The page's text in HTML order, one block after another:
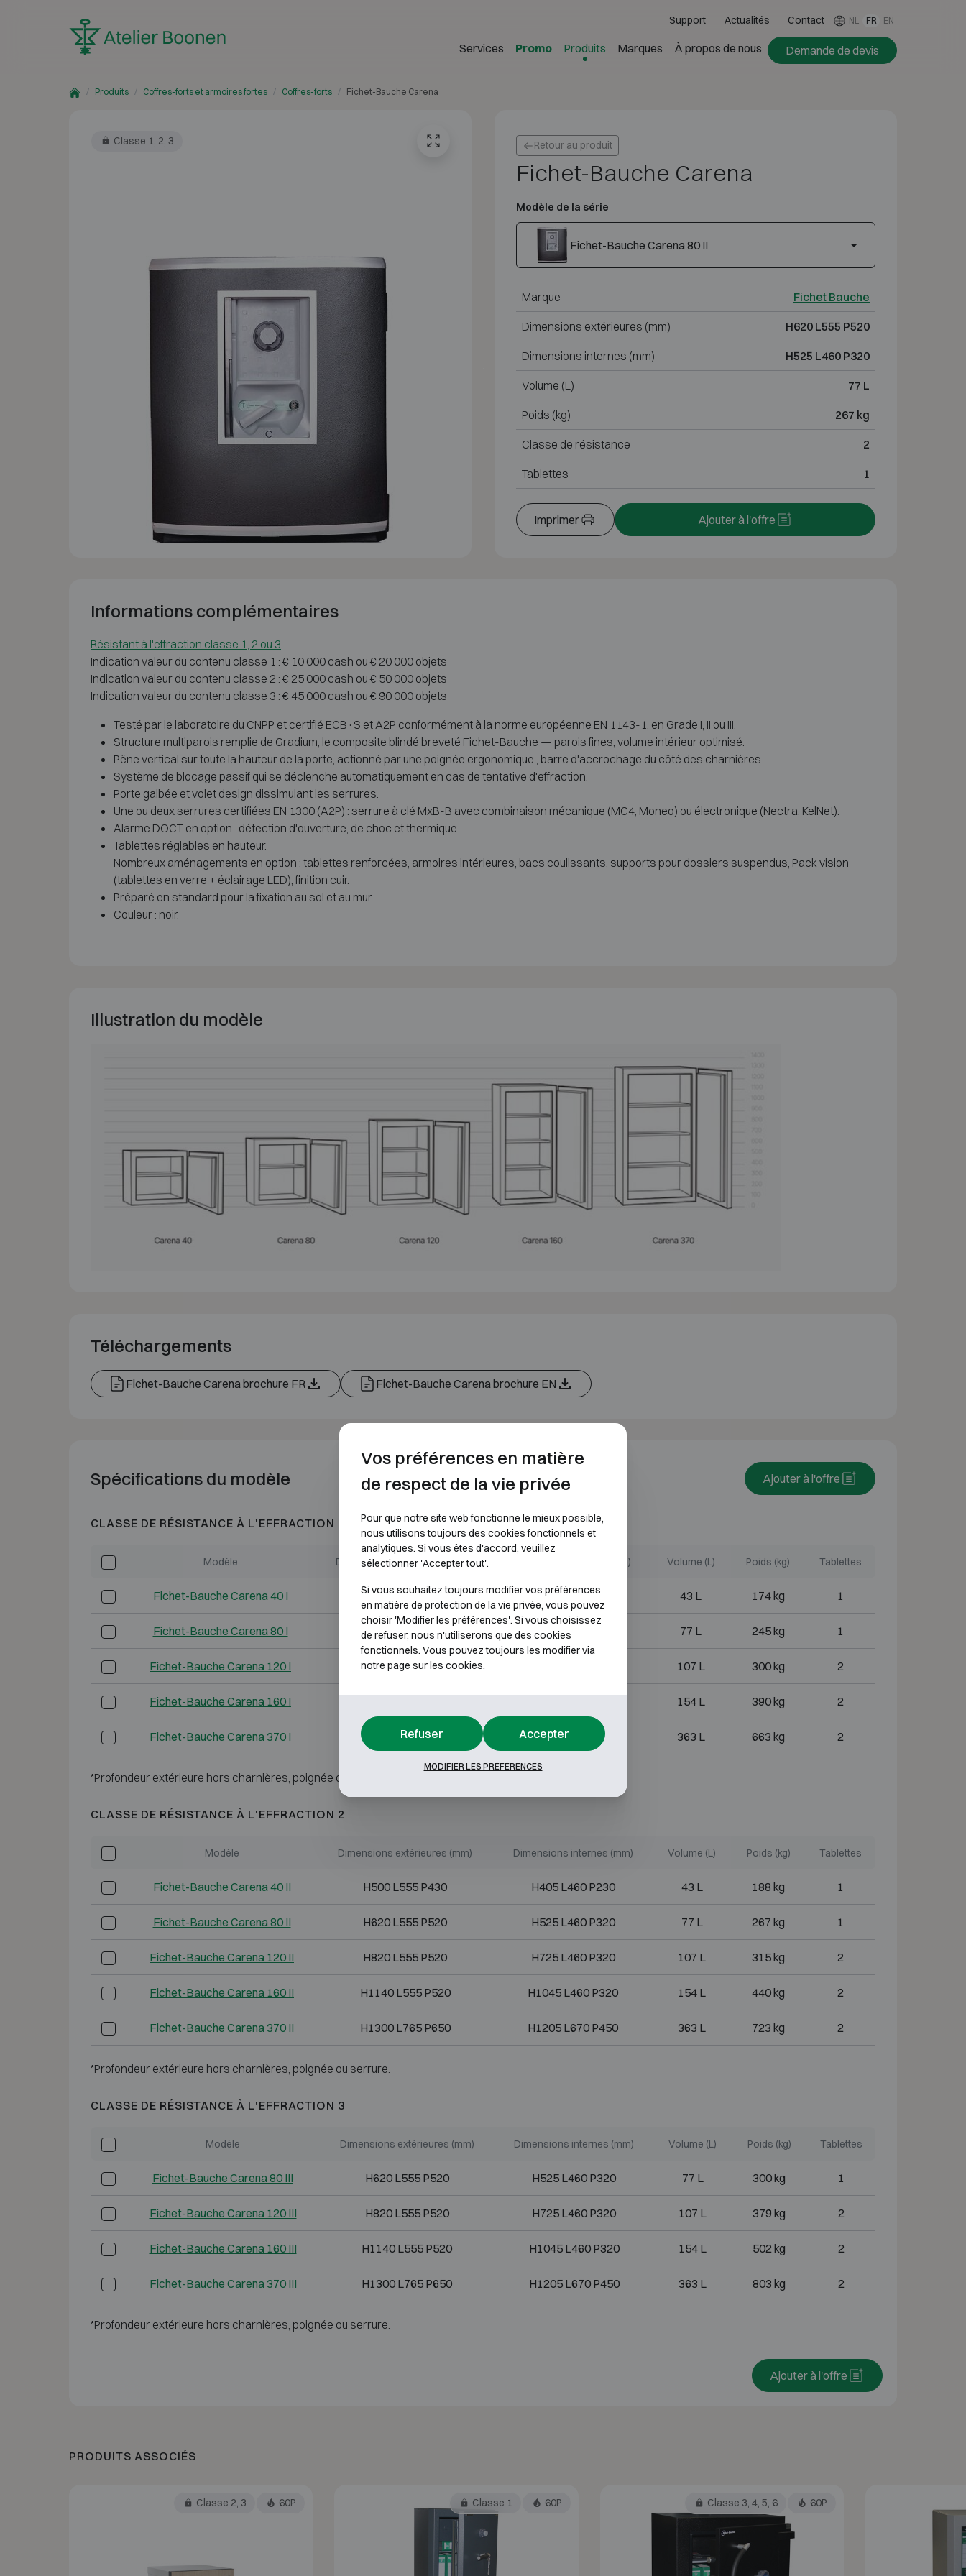
Support Actualités Contact NL FR EN
Services Promo Produits Marques À propos de nous Demande de devis
Produits Coffres-forts et armoires fortes Coffres-forts Fichet-Bauche Carena
Classe 1, 2, 3 Retour au produit
Fichet-Bauche Carena
Modèle de la série
Fichet-Bauche Carena 80 II
Marque Fichet Bauche
Dimensions extérieures (mm) H620 L555 P520
Dimensions internes (mm) H525 L460 P320
Volume (L) 77 L
Poids (kg) 267 kg
Classe de résistance 2
Tablettes 1
Imprimer Ajouter à l'offre
Informations complémentaires
Résistant à l'effraction classe 1, 2 ou 3
Indication valeur du contenu classe 1 : € 10 000 cash ou € 20 000 objets
Indication valeur du contenu classe 2 : € 25 000 cash ou € 50 000 objets
Indication valeur du contenu classe 3 : € 45 000 cash ou € 90 000 objets
Testé par le laboratoire du CNPP et certifié ECB·S et A2P conformément à la norme européenne EN 1143-1, en Grade I, II ou III.
Structure multiparois remplie de Gradium, le composite blindé breveté Fichet-Bauche — parois fines, volume intérieur optimisé.
Pêne vertical sur toute la hauteur de la porte, actionné par une poignée ergonomique ; barre d'accrochage du côté des charnières.
Système de blocage passif qui se déclenche automatiquement en cas de tentative d'effraction.
Porte galbée et volet design dissimulant les serrures.
Une ou deux serrures certifiées EN 1300 (A2P) : serrure à clé MxB-B avec combinaison mécanique (MC4, Moneo) ou électronique (Nectra, KelNet).
Alarme DOCT en option : détection d'ouverture, de choc et thermique.
Tablettes réglables en hauteur.
Nombreux aménagements en option : tablettes renforcées, armoires intérieures, bacs coulissants, supports pour dossiers suspendus, Pack vision
(tablettes en verre + éclairage LED), finition cuir.
Préparé en standard pour la fixation au sol et au mur.
Couleur : noir.
Illustration du modèle
Téléchargements
Fichet-Bauche Carena brochure FR Fichet-Bauche Carena brochure EN
Spécifications du modèle Ajouter à l'offre
CLASSE DE RÉSISTANCE À L'EFFRACTION 1
Modèle Dimensions extérieures (mm) Dimensions internes (mm) Volume (L) Poids (kg) Tablettes
Fichet-Bauche Carena 40 I H500 L555 P430 H405 L460 P230 43 L 174 kg 1
Fichet-Bauche Carena 80 I H620 L555 P520 H525 L460 P320 77 L 245 kg 1
Fichet-Bauche Carena 120 I H820 L555 P520 107 L 300 kg 2
Fichet-Bauche Carena 160 I 154 L 390 kg 2
Fichet-Bauche Carena 370 I H1300 L765 P650 H1205 L670 P450 363 L 663 kg 2
*Profondeur extérieure hors charnières, poignée ou serrure.
CLASSE DE RÉSISTANCE À L'EFFRACTION 2
Modèle Dimensions extérieures (mm) Dimensions internes (mm) Volume (L) Poids (kg) Tablettes
Fichet-Bauche Carena 40 II H500 L555 P430 H405 L460 P230 43 L 188 kg 1
Fichet-Bauche Carena 80 II H620 L555 P520 H525 L460 P320 77 L 267 kg 1
Fichet-Bauche Carena 120 II H820 L555 P520 H725 L460 P320 107 L 315 kg 2
Fichet-Bauche Carena 160 II H1140 L555 P520 H1045 L460 P320 154 L 440 kg 2
Fichet-Bauche Carena 370 II H1300 L765 P650 H1205 L670 P450 363 L 723 kg 2
*Profondeur extérieure hors charnières, poignée ou serrure.
CLASSE DE RÉSISTANCE À L'EFFRACTION 3
Modèle Dimensions extérieures (mm) Dimensions internes (mm) Volume (L) Poids (kg) Tablettes
Fichet-Bauche Carena 80 III H620 L555 P520 H525 L460 P320 77 L 300 kg 1
Fichet-Bauche Carena 120 III H820 L555 P520 H725 L460 P320 107 L 379 kg 2
Fichet-Bauche Carena 160 III H1140 L555 P520 H1045 L460 P320 154 L 502 kg 2
Fichet-Bauche Carena 370 III H1300 L765 P650 H1205 L670 P450 363 L 803 kg 2
*Profondeur extérieure hors charnières, poignée ou serrure.
Ajouter à l'offre
PRODUITS ASSOCIÉS
Classe 2, 3 60P Classe 1 60P Classe 3, 4, 5, 6 60P
Vos préférences en matière
de respect de la vie privée
Pour que notre site web fonctionne le mieux possible,
nous utilisons toujours des cookies fonctionnels et
analytiques. Si vous êtes d'accord, veuillez
sélectionner 'Accepter tout'.
Si vous souhaitez toujours modifier vos préférences
en matière de protection de la vie privée, vous pouvez
choisir 'Modifier les préférences'. Si vous choisissez
de refuser, nous n'utiliserons que des cookies
fonctionnels. Vous pouvez toujours les modifier via
notre page sur les cookies.
Refuser Accepter
MODIFIER LES PRÉFÉRENCES